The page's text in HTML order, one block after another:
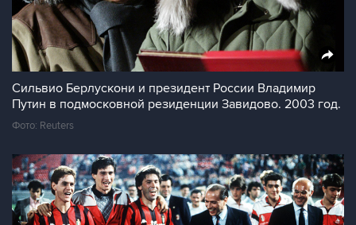
Сильвио Берлускони и президент России Владимир
Путин в подмосковной резиденции Завидово. 2003 год.
Фото: Reuters